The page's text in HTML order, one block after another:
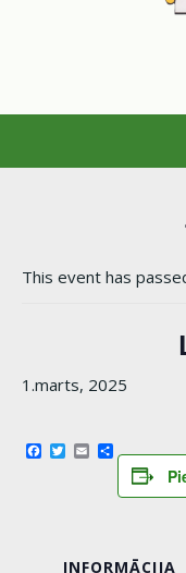
This event has
1.marts, 2025
Facebook
Twitter
EmailShare
INFORMĀCIJA